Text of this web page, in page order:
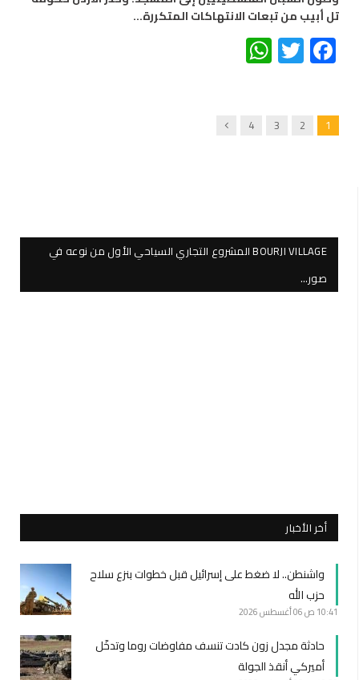
تل أبيب من تبعات الانتهاكات المتكررة…
Facebook
Twitter
1
2
3
4
Next
BOURJI VILLAGE المشروع التجاري السياحي الأول من نوعه في
صور…
أخر الأخبار
واشنطن.. لا ضغط على إسرائيل قبل خطوات بنزع سلاح
حزب الله
10:41 ص 06 أغسطس 2026
حادثة مجدل زون كادت تنسف مفاوضات روما وتدخّل
أميركي أنقذ الجولة